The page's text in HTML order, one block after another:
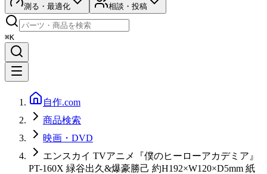
測る・最適化 相談・投稿
⌘K
自作.com
商品検索
映画・DVD
エンスカイ TVアニメ『僕のヒーローアカデミア』
PT-160X 緑谷出久&爆豪勝己 約H192×W120×D5mm 紙